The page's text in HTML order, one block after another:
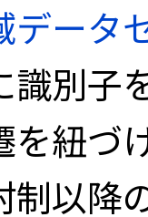
データ
識別子
を紐づ
制以降